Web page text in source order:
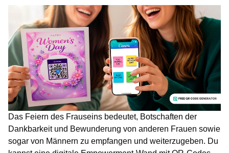
Das Feiern des Frauseins bedeutet, Botschaften der
Dankbarkeit und Bewunderung von anderen Frauen sowie
sogar von Männern zu empfangen und weiterzugeben. Du